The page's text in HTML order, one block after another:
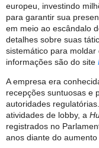
europeu, investindo
para garantir sua
em meio ao escândalo
detalhes sobre suas
sistemático para moldar
informações são do site
A empresa era
recepções suntuosas e
autoridades
atividades de lobby, a
registrados no
anos diante do